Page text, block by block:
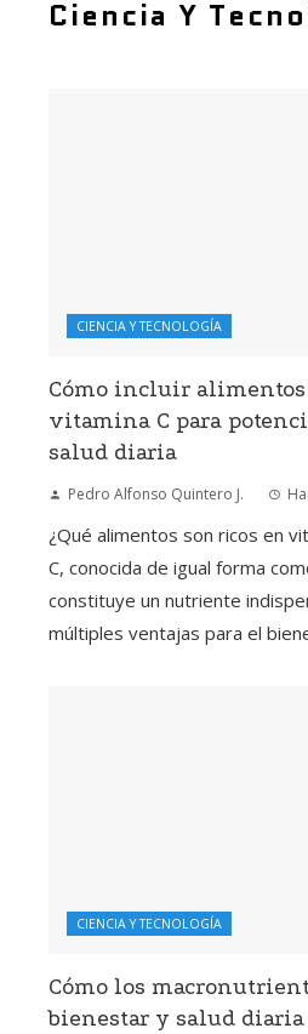
Ciencia Y
CIENCIA Y TECNOLOGÍA
Cómo incluir
vitamina C para
salud diaria
Pedro Alfonso Quintero J.
¿Qué alimentos son ricos en
C, conocida de igual forma
constituye un nutriente
múltiples ventajas para el
CIENCIA Y TECNOLOGÍA
Cómo los
bienestar y salud diaria